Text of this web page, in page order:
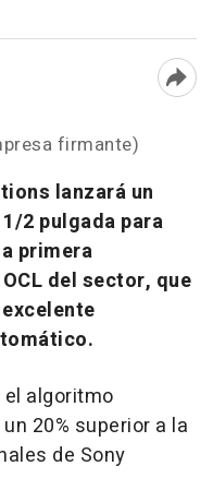
firmante)
lanzará un
2 pulgada para
primera
del sector, que
el algoritmo
20% superior a la
de Sony